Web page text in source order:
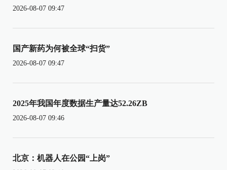
2026-08-07 09:47
国产新药为何被全球“扫货”
2026-08-07 09:47
2025年我国年度数据生产量达52.26ZB
2026-08-07 09:46
北京：机器人在公园“上岗”